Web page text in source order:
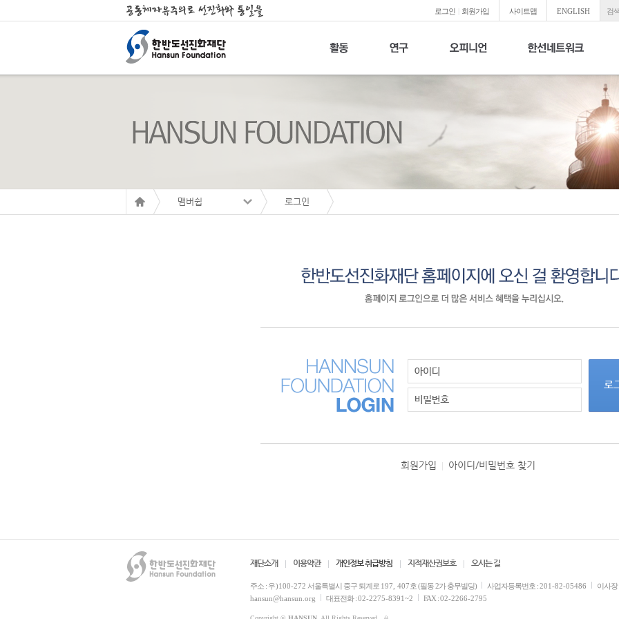
로그인 회원가입 사이트맵 ENGLISH 검
맴버쉽 로그인
회원가입 | 아이디/비밀번호 찾기
재단소개 이용약관 개인정보 취급방침 지적재산권보호 오시는 길
주소 : 우)100-272 서울특별시 중구 퇴계로 197, 407호 (필동 2가 충무빌딩) 사업자등록번호 :201-82-05486
이사장
hansun@hansun.org
대표전화 :02-2275-8391~2 FAX :02-2266-2795